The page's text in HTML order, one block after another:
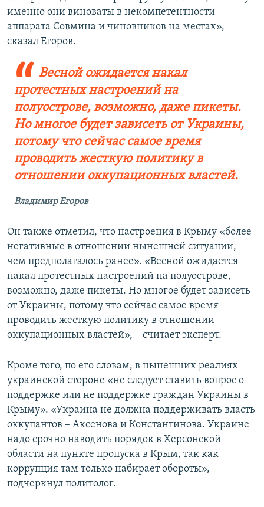
именно они виноваты в некомпетентности
аппарата Совмина и чиновников на местах», –
сказал Егоров.
Весной ожидается накал
протестных настроений на
полуострове, возможно, даже пикеты.
Но многое будет зависеть от Украины,
потому что сейчас самое время
проводить жесткую политику в
отношении оккупационных властей.
Владимир Егоров
Он также отметил, что настроения в Крыму «более
негативные в отношении нынешней ситуации,
чем предполагалось ранее». «Весной ожидается
накал протестных настроений на полуострове,
возможно, даже пикеты. Но многое будет зависеть
от Украины, потому что сейчас самое время
проводить жесткую политику в отношении
оккупационных властей», – считает эксперт.
Кроме того, по его словам, в нынешних реалиях
украинской стороне «не следует ставить вопрос о
поддержке или не поддержке граждан Украины в
Крыму». «Украина не должна поддерживать власть
оккупантов – Аксенова и Константинова. Украине
надо срочно наводить порядок в Херсонской
области на пункте пропуска в Крым, так как
коррупция там только набирает обороты», –
подчеркнул политолог.